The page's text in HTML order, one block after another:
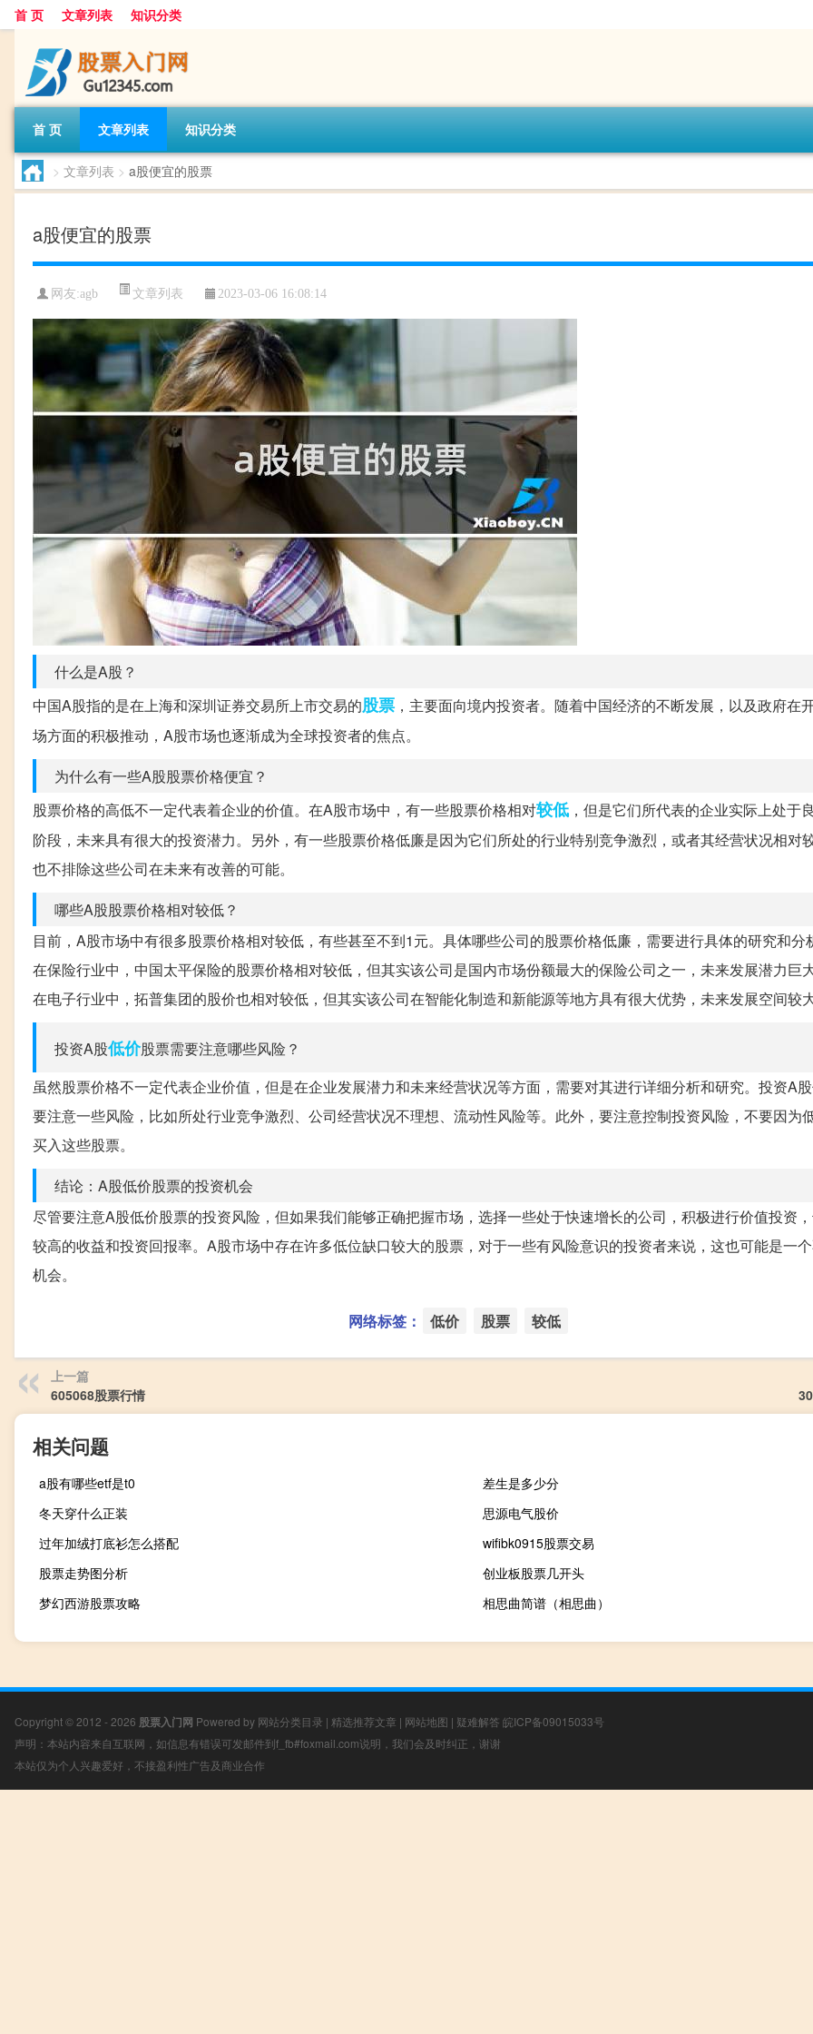
首 页 文章列表 知识分类
首 页 文章列表 知识分类
> 文章列表 > a股便宜的股票
a股便宜的股票
网友:agb 文章列表 2023-03-06 16:08:14
什么是A股？
中国A股指的是在上海和深圳证券交易所上市交易的股票 ，主要面向境内投资者。随着中国经济的不断发展，以及政府在
场方面的积极推动，A股市场也逐渐成为全球投资者的焦点。
为什么有一些A股股票价格便宜？
股票价格的高低不一定代表着企业的价值。在A股市场中，有一些股票价格相对较低 ，但是它们所代表的企业实际上处于
阶段，未来具有很大的投资潜力。另外，有一些股票价格低廉是因为它们所处的行业特别竞争激烈，或者其经营状况相对
也不排除这些公司在未来有改善的可能。
哪些A股股票价格相对较低？
目前，A股市场中有很多股票价格相对较低，有些甚至不到1元。具体哪些公司的股票价格低廉，需要进行具体的研究和分
在保险行业中，中国太平保险的股票价格相对较低，但其实该公司是国内市场份额最大的保险公司之一，未来发展潜力巨
在电子行业中，拓普集团的股价也相对较低，但其实该公司在智能化制造和新能源等地方具有很大优势，未来发展空间较
投资A股低价股票需要注意哪些风险？
虽然股票价格不一定代表企业价值，但是在企业发展潜力和未来经营状况等方面，需要对其进行详细分析和研究。投资A
要注意一些风险，比如所处行业竞争激烈、公司经营状况不理想、流动性风险等。此外，要注意控制投资风险，不要因为
买入这些股票。
结论：A股低价股票的投资机会
尽管要注意A股低价股票的投资风险，但如果我们能够正确把握市场，选择一些处于快速增长的公司，积极进行价值投资
较高的收益和投资回报率。A股市场中存在许多低位缺口较大的股票，对于一些有风险意识的投资者来说，这也可能是一
机会。
网络标签： 低价 股票 较低
上一篇
605068股票行情
相关问题
a股有哪些etf是t0
差生是多少分
冬天穿什么正装
思源电气股价
过年加绒打底衫怎么搭配
wifibk0915股票交易
股票走势图分析
创业板股票几开头
梦幻西游股票攻略
相思曲简谱（相思曲）
Copyright © 2012 - 2026 股票入门网 Powered by 网站分类目录 | 精选推荐文章 | 网站地图 | 疑难解答 皖ICP备09015033号
声明：本站内容来自互联网，如信息有错误可发邮件到f_fb#foxmail.com说明，我们会及时纠正，谢谢
本站仅为个人兴趣爱好，不接盈利性广告及商业合作